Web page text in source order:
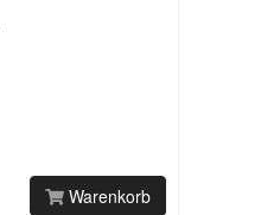
Warenkorb